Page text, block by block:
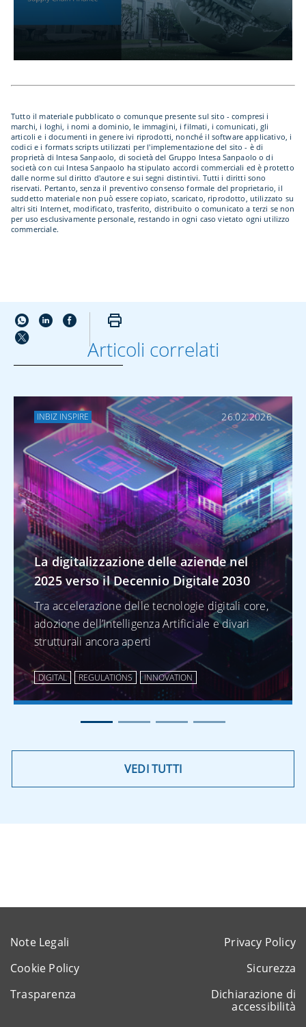
Tutto il materiale pubblicato o comunque presente sul sito - compresi i
marchi, i loghi, i nomi a dominio, le immagini, i filmati, i comunicati, gli
articoli e i documenti in genere ivi riprodotti, nonché il software applicativo, i
codici e i formats scripts utilizzati per l'implementazione del sito - è di
proprietà di Intesa Sanpaolo, di società del Gruppo Intesa Sanpaolo o di
società con cui Intesa Sanpaolo ha stipulato accordi commerciali ed è protetto
dalle norme sul diritto d'autore e sui segni distintivi. Tutti i diritti sono
riservati. Pertanto, senza il preventivo consenso formale del proprietario, il
suddetto materiale non può essere copiato, scaricato, riprodotto, utilizzato su
altri siti Internet, modificato, trasferito, distribuito o comunicato a terzi se non
per uso esclusivamente personale, restando in ogni caso vietato ogni utilizzo
commerciale.
ALTRO SU DIGITAL
Cybersecurity e
truffe digitali: come
proteggere i
pagamenti aziendali
ALTRO SU
TREASURY
Virtual Account per
ottimizzare la
gestione degli
stipendi: il caso
Micso
Articoli correlati
INBIZ INSPIRE 26.02.2026
La digitalizzazione delle aziende nel
2025 verso il Decennio Digitale 2030
Tra accelerazione delle tecnologie digitali core,
adozione dell’Intelligenza Artificiale e divari
strutturali ancora aperti
DIGITAL REGULATIONS INNOVATION
VEDI TUTTI
Note Legali
Privacy Policy
Cookie Policy
Sicurezza
Trasparenza
Dichiarazione di
accessibilità